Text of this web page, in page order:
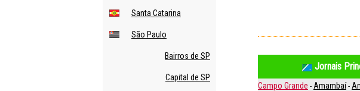
Santa Catarina
São Paulo
Bairros de SP
Capital de SP
Jornais
Campo Grande - Amambaí -